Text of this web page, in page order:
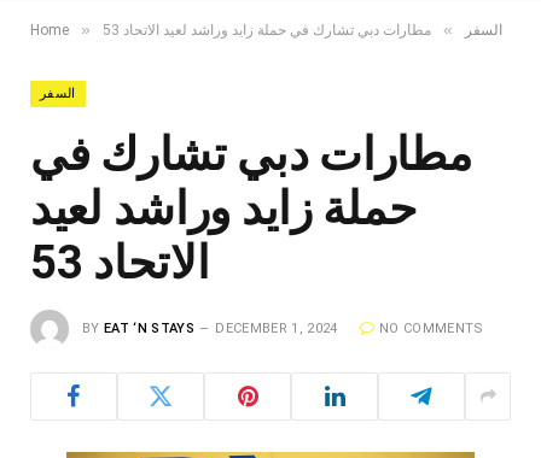
Home » السفر » مطارات دبي تشارك في حملة زايد وراشد لعيد الاتحاد 53
السفر
مطارات دبي تشارك في
حملة زايد وراشد لعيد
الاتحاد 53
BY EAT ‘N STAYS DECEMBER 1, 2024 NO COMMENTS